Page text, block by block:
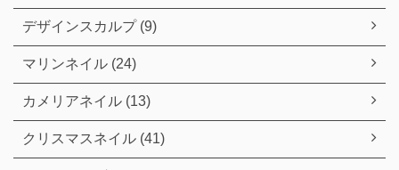
デザインスカルプ (9)
マリンネイル (24)
カメリアネイル (13)
クリスマスネイル (41)